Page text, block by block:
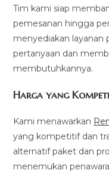
Tim kami siap
pemesanan hingga
menyediakan layanan
pertanyaan dan
membutuhkannya.
Harga yang
Kami menawarkan
yang kompetitif dan
alternatif paket dan
menemukan